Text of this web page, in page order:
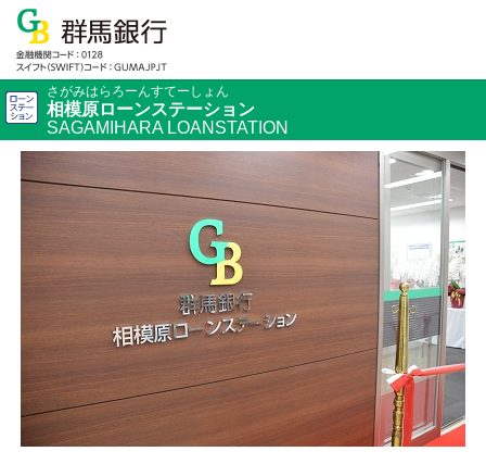
さがみはらろーんすてーしょん
相模原ローンステーション
SAGAMIHARA LOANSTATION